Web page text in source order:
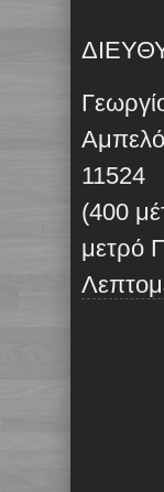
11524
(400
μετρό